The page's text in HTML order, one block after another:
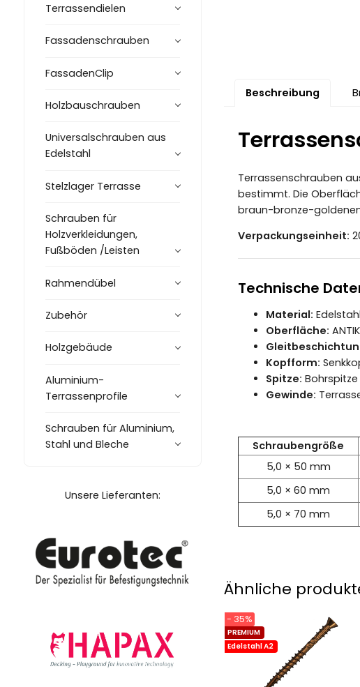
Terrassendielen
Fassadenschrauben
FassadenClip
Holzbauschrauben
Universalschrauben aus
Edelstahl
Stelzlager Terrasse
Schrauben für
Holzverkleidungen,
Fußböden /Leisten
Rahmendübel
Zubehör
Holzgebäude
Aluminium-
Terrassenprofile
Schrauben für Aluminium,
Stahl und Bleche
Unsere Lieferanten:
Beschreibung
Terrassenschrauben
bestimmt. Die
braun-bronze-
Verpackungseinheit:
Technische
Material:
Oberfläche:
Kopfform:
Spitze: Bohrspitze
Gewinde:
Schraubengröße
5,0 × 50 mm
5,0 × 60 mm
5,0 × 70 mm
Ähnliche
PREMIUM
Edelstahl A2
- 35%